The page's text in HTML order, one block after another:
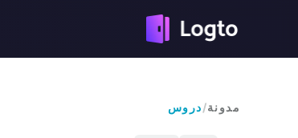
مدونة/دروس